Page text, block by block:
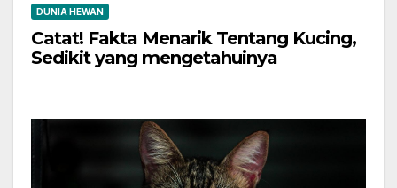
DUNIA HEWAN
Catat! Fakta Menarik Tentang Kucing,
Sedikit yang mengetahuinya